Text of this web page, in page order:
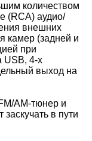
количеством
(RCA) аудио/
внешних
камер (задней и
при
USB, 4-х
выход на
AM-тюнер и
в пути